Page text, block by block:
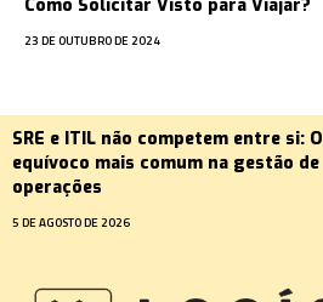
Como Solicitar Visto para Viajar?
23 DE OUTUBRO DE 2024
SRE e ITIL não competem entre si: O
equívoco mais comum na gestão de
operações
5 DE AGOSTO DE 2026